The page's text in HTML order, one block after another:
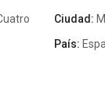
Ciudad:
País: